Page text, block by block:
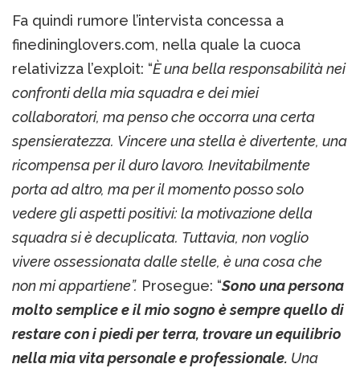
Fa quindi rumore l’intervista concessa a
finedininglovers.com, nella quale la cuoca
relativizza l’exploit: “È una bella responsabilità nei
confronti della mia squadra e dei miei
collaboratori, ma penso che occorra una certa
spensieratezza. Vincere una stella è divertente, una
ricompensa per il duro lavoro. Inevitabilmente
porta ad altro, ma per il momento posso solo
vedere gli aspetti positivi: la motivazione della
squadra si è decuplicata. Tuttavia, non voglio
vivere ossessionata dalle stelle, è una cosa che
non mi appartiene”. Prosegue: “Sono una persona
molto semplice e il mio sogno è sempre quello di
restare con i piedi per terra, trovare un equilibrio
nella mia vita personale e professionale. Una